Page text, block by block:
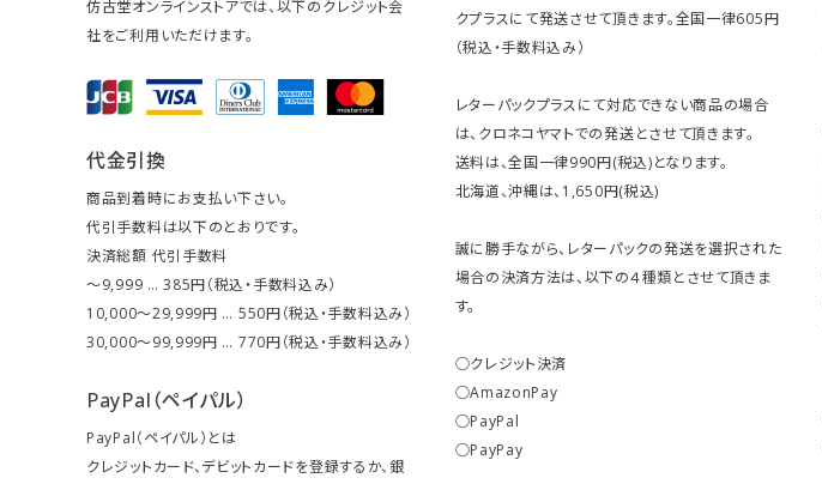
仿古堂オンラインストアでは、以下のクレジット会
社をご利用いただけます。
代金引換
商品到着時にお支払い下さい。
代引手数料は以下のとおりです。
決済総額 代引手数料
～9,999 … 385円（税込・手数料込み）
10,000～29,999円 … 550円（税込・手数料込み）
30,000～99,999円 … 770円（税込・手数料込み）
PayPal（ペイパル）
PayPal（ペイパル）とは
クレジットカード、デビットカードを登録するか、銀
クプラスにて発送させて頂きます。全国一律605円
（税込・手数料込み）
レターパックプラスにて対応できない商品の場合
は、クロネコヤマトでの発送とさせて頂きます。
送料は、全国一律990円(税込)となります。
北海道、沖縄は、1,650円(税込)
誠に勝手ながら、レターパックの発送を選択された
場合の決済方法は、以下の４種類とさせて頂きま
す。
○クレジット決済
○AmazonPay
○PayPal
○PayPay